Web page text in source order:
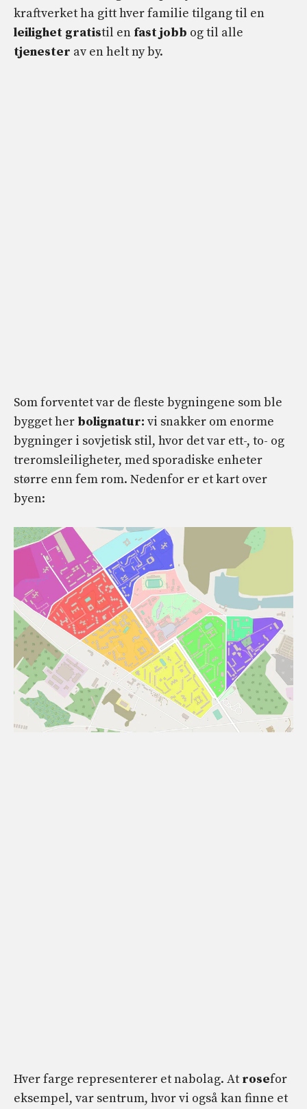
kraftverket ha gitt hver familie tilgang til en
leilighet gratistil en fast jobb og til alle
tjenester av en helt ny by.
Som forventet var de fleste bygningene som ble
bygget her bolignatur: vi snakker om enorme
bygninger i sovjetisk stil, hvor det var ett-, to- og
treromsleiligheter, med sporadiske enheter
større enn fem rom. Nedenfor er et kart over
byen:
Hver farge representerer et nabolag. At rosefor
eksempel, var sentrum, hvor vi også kan finne et